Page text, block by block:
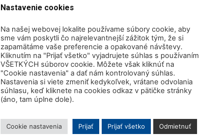
Nastavenie cookies
Na našej webovej lokalite používame súbory cookie, aby
sme vám poskytli čo najrelevantnejší zážitok tým, že si
zapamätáme vaše preferencie a opakované návštevy.
Kliknutím na "Prijať všetko" vyjadrujete súhlas s používaním
VŠETKÝCH súborov cookie. Môžete však kliknúť na
"Cookie nastavenia" a dať nám kontrolovaný súhlas.
Nastavenia si viete zmeniť kedykoľvek, vrátane odvolania
súhlasu, keď kliknete na cookies odkaz v pätičke stránky
(áno, tam úplne dole).
Cookie nastavenia Prijať Prijať všetko Odmietnuť